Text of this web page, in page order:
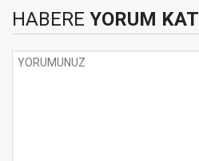
HABERE YORUM KAT